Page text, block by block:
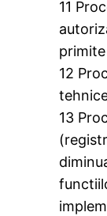
11
12
13